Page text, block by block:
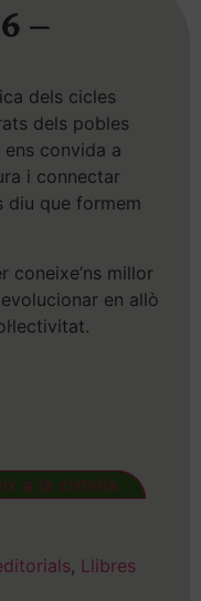
–
dels cicles
dels pobles
convida a
i connectar
diu que formem
coneixe’ns millor
en allò
a la cistella
, Llibres